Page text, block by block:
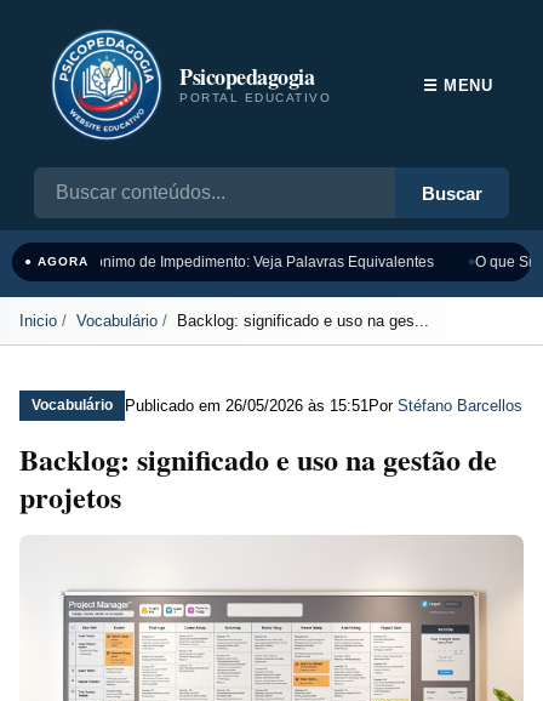
Psicopedagogia
PORTAL EDUCATIVO
Buscar
☰ MENU
● AGORASinônimo de Impedimento: Veja Palavras Equivalentes O que
Inicio Vocabulário Backlog: significado e uso na ges...
Vocabulário Publicado em 26/05/2026 às 15:51 Por Stéfano Barcellos
Backlog: significado e uso na gestão de
projetos